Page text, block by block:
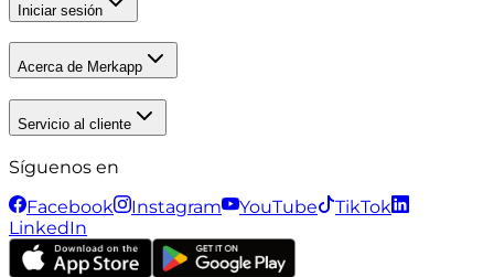
Iniciar sesión
Acerca de Merkapp
Servicio al cliente
Síguenos en
Facebook
Instagram YouTube
TikTok
LinkedIn